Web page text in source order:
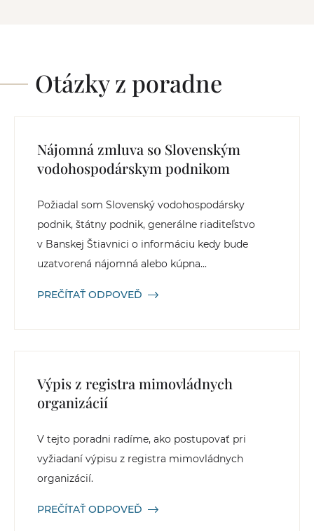
Otázky z poradne
Nájomná zmluva so Slovenským
vodohospodárskym podnikom
Požiadal som Slovenský vodohospodársky
podnik, štátny podnik, generálne riaditeľstvo
v Banskej Štiavnici o informáciu kedy bude
uzatvorená nájomná alebo kúpna...
PREČÍTAŤ ODPOVEĎ
Výpis z registra mimovládnych
organizácií
V tejto poradni radíme, ako postupovať pri
vyžiadaní výpisu z registra mimovládnych
organizácií.
PREČÍTAŤ ODPOVEĎ